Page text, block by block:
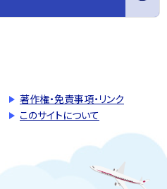
著作権・免責事項・リンク
このサイトについて